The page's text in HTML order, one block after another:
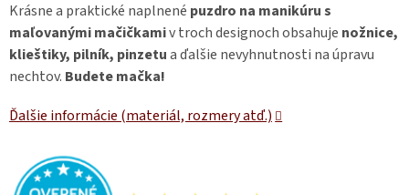
Krásne a praktické naplnené puzdro na manikúru s
maľovanými mačičkamiv troch designoch obsahuje nožnice,
klieštiky, pilník, pinzetua ďalšie nevyhnutnosti na úpravu
nechtov. Budete mačka!
Ďalšie informácie (materiál, rozmery atď.)